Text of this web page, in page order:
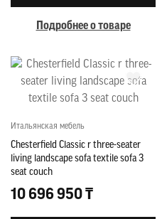
Подробнее о товаре
Итальянская мебель
Chesterfield Classic r three-seater
living landscape sofa textile sofa 3
seat couch
10 696 950 ₸